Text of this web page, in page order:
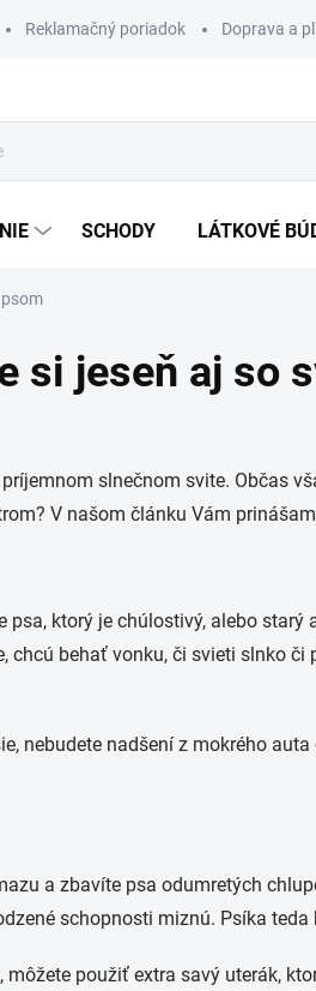
Reklamačný poriadok Doprava a
SCHODY LÁTKOVÉ
si jeseň aj so
slnečnom svite. Občas
V našom článku Vám
psa, ktorý je chúlostivý, alebo
chcú behať vonku, či svieti slnko
nebudete nadšení z mokrého
a zbavíte psa odumretých
schopnosti miznú. Psíka
použiť extra savý uterák,